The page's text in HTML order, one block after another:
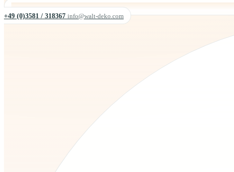
+49 (0)3581 / 318367 info@walt-deko.com